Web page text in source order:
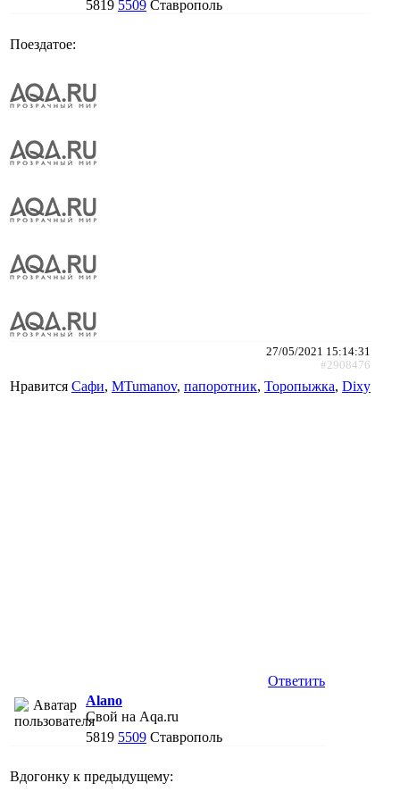
5819 5509 Ставрополь
Поездатое:
27/05/2021 15:14:31
#2908476
Нравится Сафи, MTumanov, папоротник, Торопыжка, Dixy
Ответить
Alano
Свой на Aqa.ru
5819 5509 Ставрополь
Вдогонку к предыдущему: